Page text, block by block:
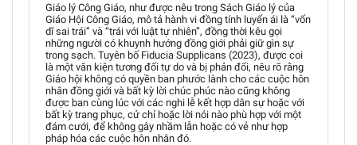
Giáo lý Công Giáo, như được nêu trong Sách Giáo lý của
Giáo Hội Công Giáo, mô tả hành vi đồng tính luyến ái là “vốn
dĩ sai trái” và “trái với luật tự nhiên”, đồng thời kêu gọi
những người có khuynh hướng đồng giới phải giữ gìn sự
trong sạch. Tuyên bố Fiducia Supplicans (2023), được coi
là một văn kiện tương đối tự do và bị phản đối, nêu rõ rằng
Giáo hội không có quyền ban phước lành cho các cuộc hôn
nhân đồng giới và bất kỳ lời chúc phúc nào cũng không
được ban cùng lúc với các nghi lễ kết hợp dân sự hoặc với
bất kỳ trang phục, cử chỉ hoặc lời nói nào phù hợp với một
đám cưới, để không gây nhầm lẫn hoặc có vẻ như hợp
pháp hóa các cuộc hôn nhân đó.